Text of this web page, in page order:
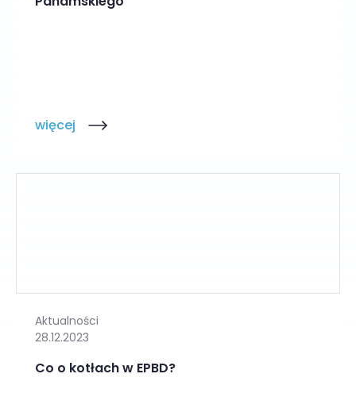
więcej
Aktualności
28.12.2023
Co o kotłach w EPBD?